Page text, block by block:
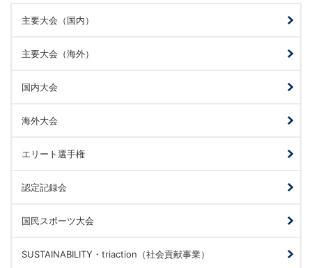
主要大会（国内）
主要大会（海外）
国内大会
海外大会
エリート選手権
認定記録会
国民スポーツ大会
SUSTAINABILITY・triaction（社会貢献事業）